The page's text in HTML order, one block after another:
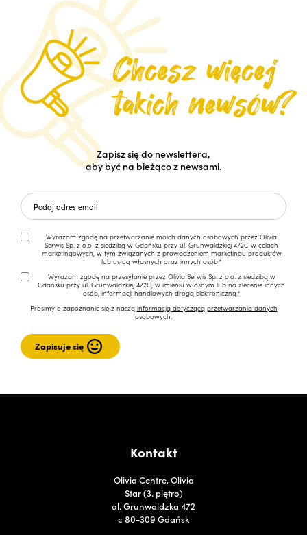
Zapisz się do newslettera,
aby być na bieżąco z newsami.
Wyrażam zgodę na przetwarzanie moich danych osobowych przez Olivia
Serwis Sp. z o.o. z siedzibą w Gdańsku przy ul. Grunwaldzkiej 472C w celach
marketingowych, w tym związanych z prowadzeniem marketingu produktów
lub usług własnych oraz innych osób.*
Wyrażam zgodę na przesyłanie przez Olivia Serwis Sp. z o.o. z siedzibą w
Gdańsku przy ul. Grunwaldzkiej 472C, w imieniu własnym lub na zlecenie innych
osób, informacji handlowych drogą elektroniczną.*
Prosimy o zapoznanie się z naszą informacją dotyczącą przetwarzania danych
osobowych.
Kontakt
Olivia Centre, Olivia
Star (3. piętro)
al. Grunwaldzka 472
c 80-309 Gdańsk